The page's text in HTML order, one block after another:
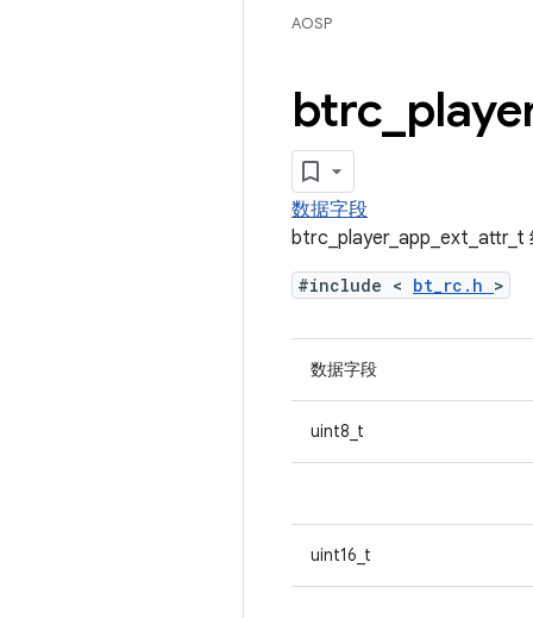
AOSP
btrc
数据字段
btrc_player_app_ext_attr_t
#include < bt_rc.h >
数据字段
uint8_t
uint16_t